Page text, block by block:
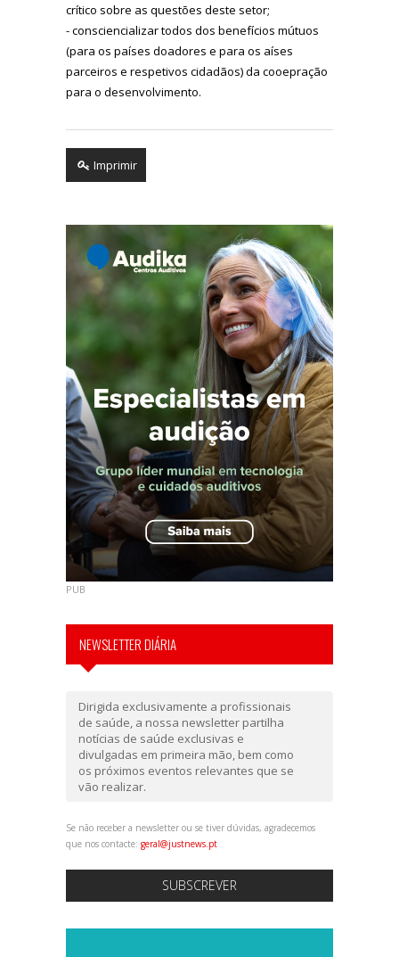
crítico sobre as questões deste setor;
- consciencializar todos dos benefícios mútuos
(para os países doadores e para os aíses
parceiros e respetivos cidadãos) da cooepração
para o desenvolvimento.
Imprimir
PUB
NEWSLETTER DIÁRIA
Dirigida exclusivamente a profissionais
de saúde, a nossa newsletter partilha
notícias de saúde exclusivas e
divulgadas em primeira mão, bem como
os próximos eventos relevantes que se
vão realizar.
Se não receber a newsletter ou se tiver dúvidas, agradecemos
que nos contacte: geral@justnews.pt
SUBSCREVER